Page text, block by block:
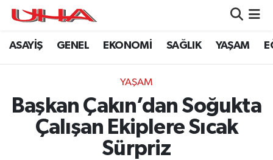
ASAYİŞ GENEL EKONOMİ SAĞLIK YAŞAM
YAŞAM
Başkan Çakın’dan Soğukta
Çalışan Ekiplere Sıcak
Sürpriz
ASAYİŞ
GENEL
YAŞAM
Nöbetçi Eczaneler
Namaz Vakitleri
Trafik Durumu